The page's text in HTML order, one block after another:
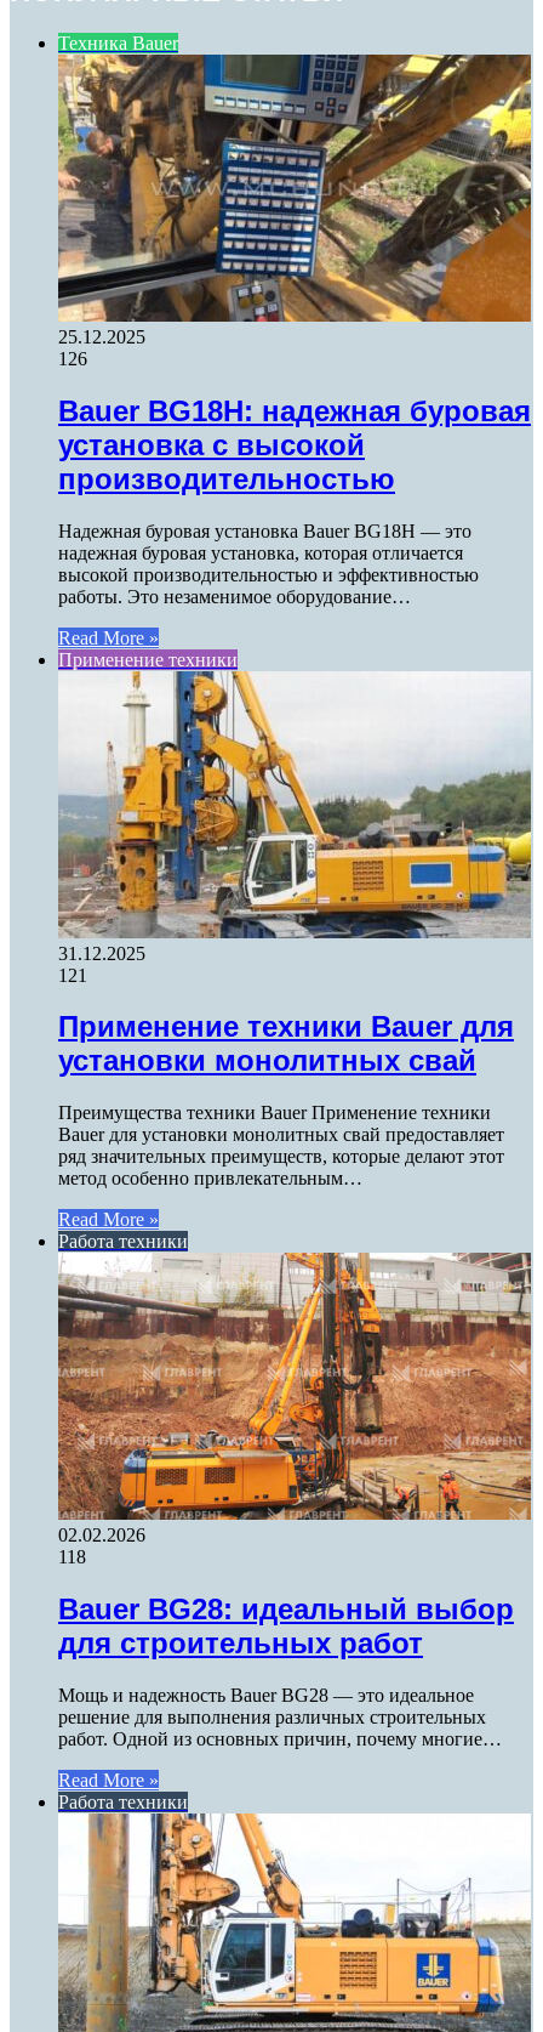
Техника Bauer
25.12.2025
126
Bauer BG18H: надежная буровая
установка с высокой
производительностью
Надежная буровая установка Bauer BG18H — это
надежная буровая установка, которая отличается
высокой производительностью и эффективностью
работы. Это незаменимое оборудование…
Read More »
Применение техники
31.12.2025
121
Применение техники Bauer для
установки монолитных свай
Преимущества техники Bauer Применение техники
Bauer для установки монолитных свай предоставляет
ряд значительных преимуществ, которые делают этот
метод особенно привлекательным…
Read More »
Работа техники
02.02.2026
118
Bauer BG28: идеальный выбор
для строительных работ
Мощь и надежность Bauer BG28 — это идеальное
решение для выполнения различных строительных
работ. Одной из основных причин, почему многие…
Read More »
Работа техники